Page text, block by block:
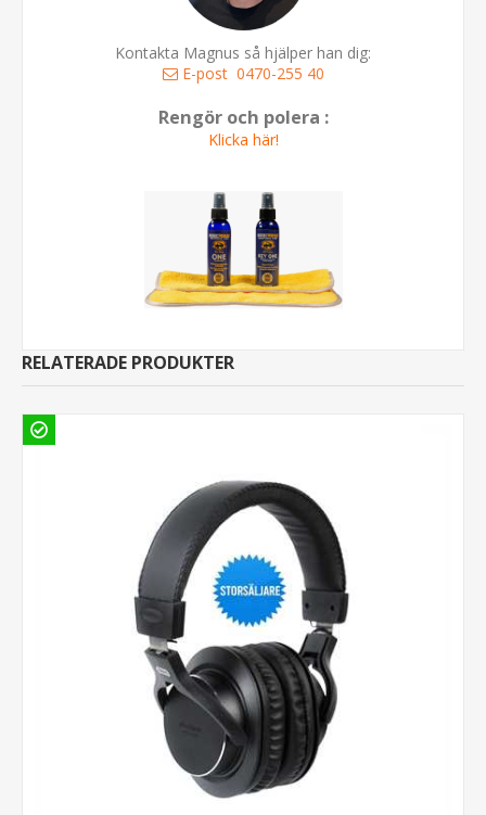
Kontakta Magnus så hjälper han dig:
E-post 0470-255 40
Rengör och polera :
Klicka här!
RELATERADE PRODUKTER